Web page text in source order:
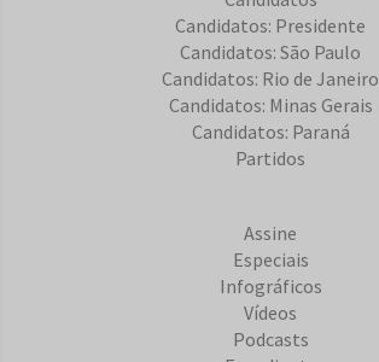
Candidatos: Presidente
Candidatos: São Paulo
Candidatos: Rio de Janeiro
Candidatos: Minas Gerais
Candidatos: Paraná
Partidos
Assine
Especiais
Infográficos
Vídeos
Podcasts